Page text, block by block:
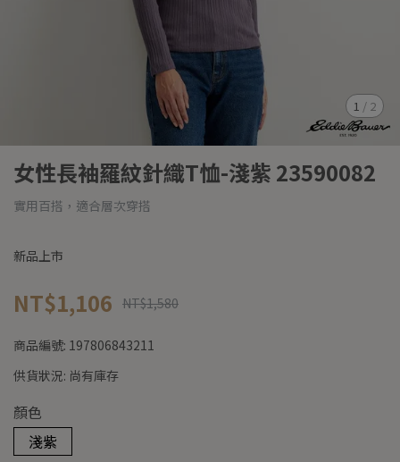
1 / 2
女性長袖羅紋針織T恤-淺紫 23590082
實用百搭，適合層次穿搭
新品上市
NT$1,106 NT$1,580
商品編號: 197806843211
供貨狀況: 尚有庫存
顏色
淺紫